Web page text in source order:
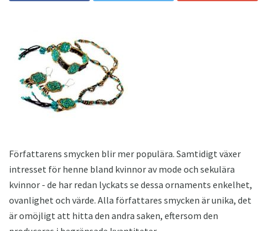
Författarens smycken blir mer populära. Samtidigt växer
intresset för henne bland kvinnor av mode och sekulära
kvinnor - de har redan lyckats se dessa ornaments enkelhet,
ovanlighet och värde. Alla författares smycken är unika, det
är omöjligt att hitta den andra saken, eftersom den